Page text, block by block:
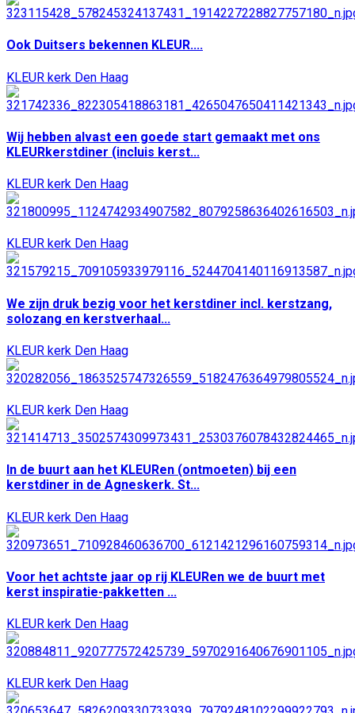
Ook Duitsers bekennen KLEUR....
KLEUR kerk Den Haag
Wij hebben alvast een goede start gemaakt met ons
KLEURkerstdiner (incluis kerst...
KLEUR kerk Den Haag
KLEUR kerk Den Haag
We zijn druk bezig voor het kerstdiner incl. kerstzang,
solozang en kerstverhaal...
KLEUR kerk Den Haag
KLEUR kerk Den Haag
In de buurt aan het KLEURen (ontmoeten) bij een
kerstdiner in de Agneskerk. St...
KLEUR kerk Den Haag
Voor het achtste jaar op rij KLEURen we de buurt met
kerst inspiratie-pakketten ...
KLEUR kerk Den Haag
KLEUR kerk Den Haag